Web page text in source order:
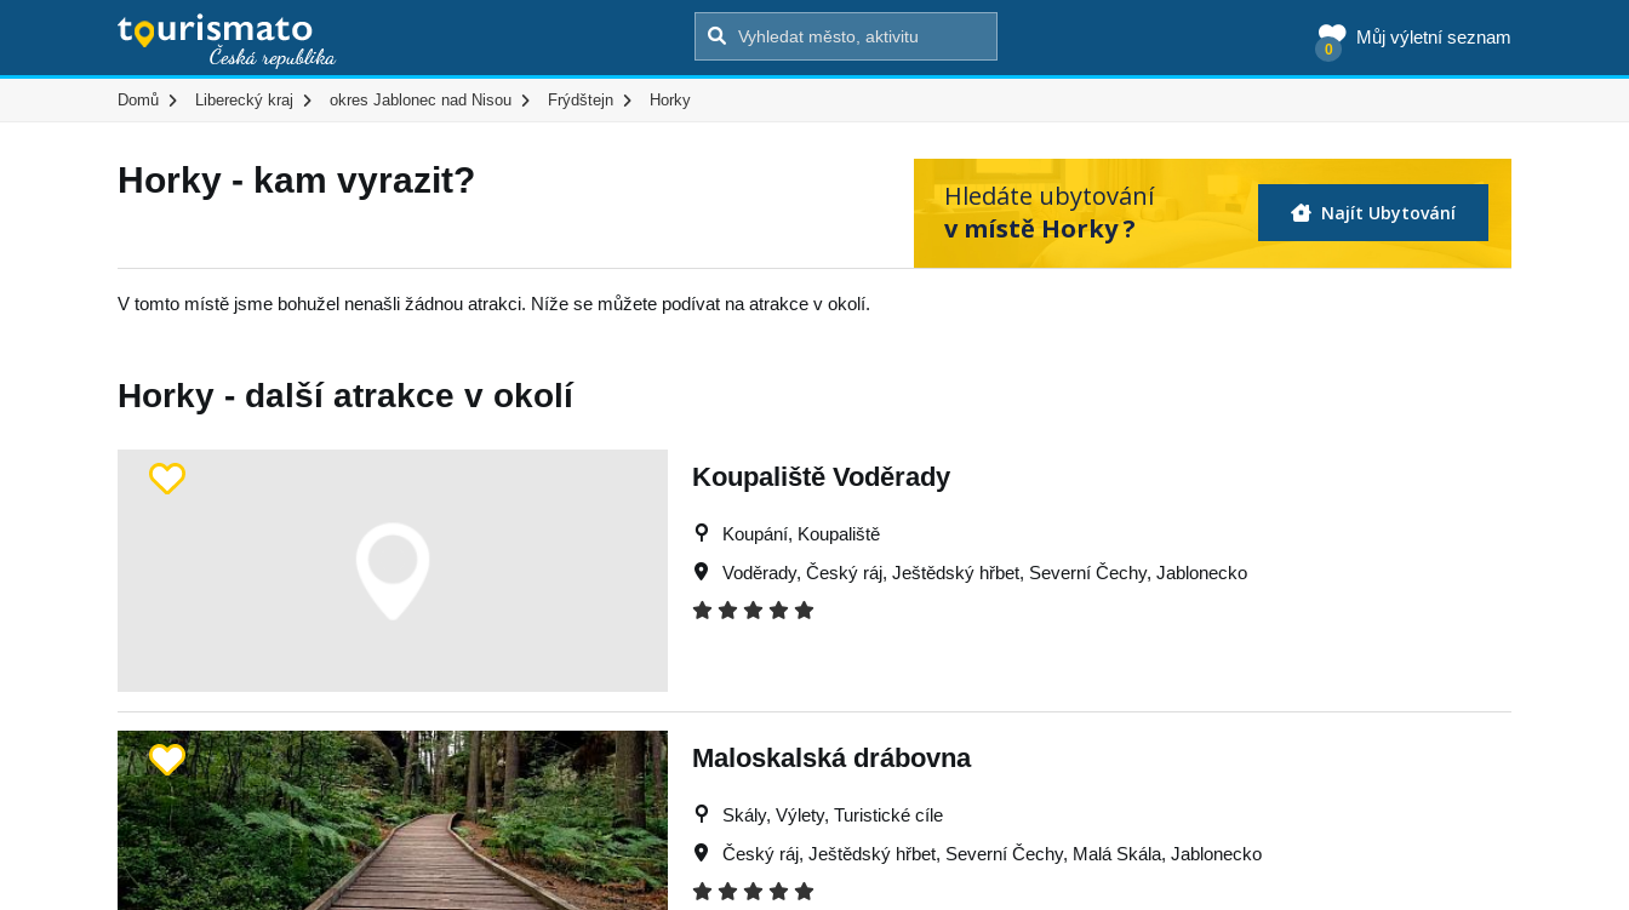
Můj výletní seznam
0
Domů Liberecký kraj okres Jablonec nad Nisou Frýdštejn Horky
Horky - kam vyrazit?
Hledáte ubytování
v místě Horky ?
Najít Ubytování
V tomto místě jsme bohužel nenašli žádnou atrakci. Níže se můžete podívat na atrakce v okolí.
Horky - další atrakce v okolí
Koupaliště Voděrady
Koupání, Koupaliště
Voděrady, Český ráj, Ještědský hřbet, Severní Čechy, Jablonecko
Maloskalská drábovna
Skály, Výlety, Turistické cíle
Český ráj, Ještědský hřbet, Severní Čechy, Malá Skála, Jablonecko